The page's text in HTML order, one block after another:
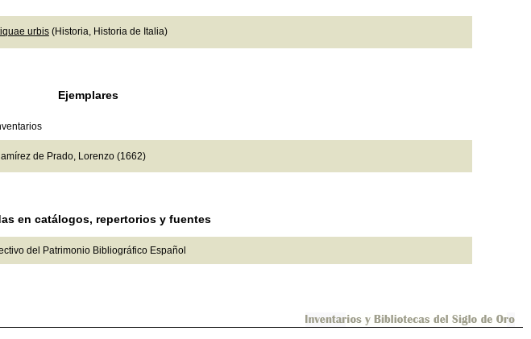
urbis(Historia, Historia de Italia)
Ejemplares
de Prado, Lorenzo (1662)
en catálogos, repertorios y fuentes
del Patrimonio Bibliográfico Español